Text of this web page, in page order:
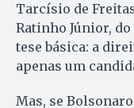
Tarcísio de
Ratinho Júnior, do
tese básica: a
apenas um
Mas, se